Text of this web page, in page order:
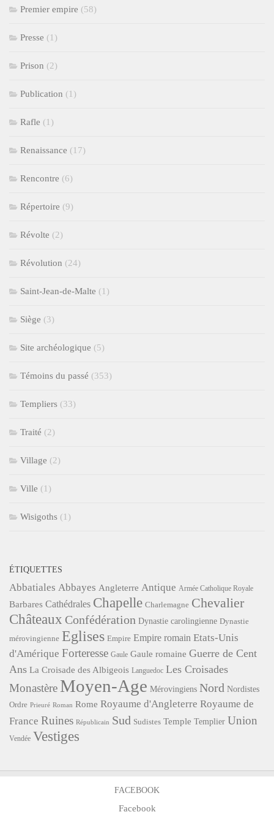
Premier empire (58)
Presse (1)
Prison (2)
Publication (1)
Rafle (1)
Renaissance (17)
Rencontre (6)
Répertoire (9)
Révolte (2)
Révolution (24)
Saint-Jean-de-Malte (1)
Siège (3)
Site archéologique (5)
Témoins du passé (353)
Templiers (33)
Traité (2)
Village (2)
Ville (1)
Wisigoths (1)
ÉTIQUETTES
Abbatiales Abbayes Angleterre Antique Armée Catholique Royale
Barbares Cathédrales Chapelle Charlemagne Chevalier
Châteaux Confédération Dynastie carolingienne Dynastie
mérovingienne Eglises Empire Empire romain Etats-Unis
d'Amérique Forteresse Gaule Gaule romaine Guerre de Cent
Ans La Croisade des Albigeois Languedoc Les Croisades
Monastère Moyen-Age Mérovingiens Nord Nordistes
Ordre Prieuré Roman Rome Royaume d'Angleterre Royaume de
France Ruines Républicain Sud Sudistes Temple Templier Union
Vendée Vestiges
FACEBOOK
Facebook